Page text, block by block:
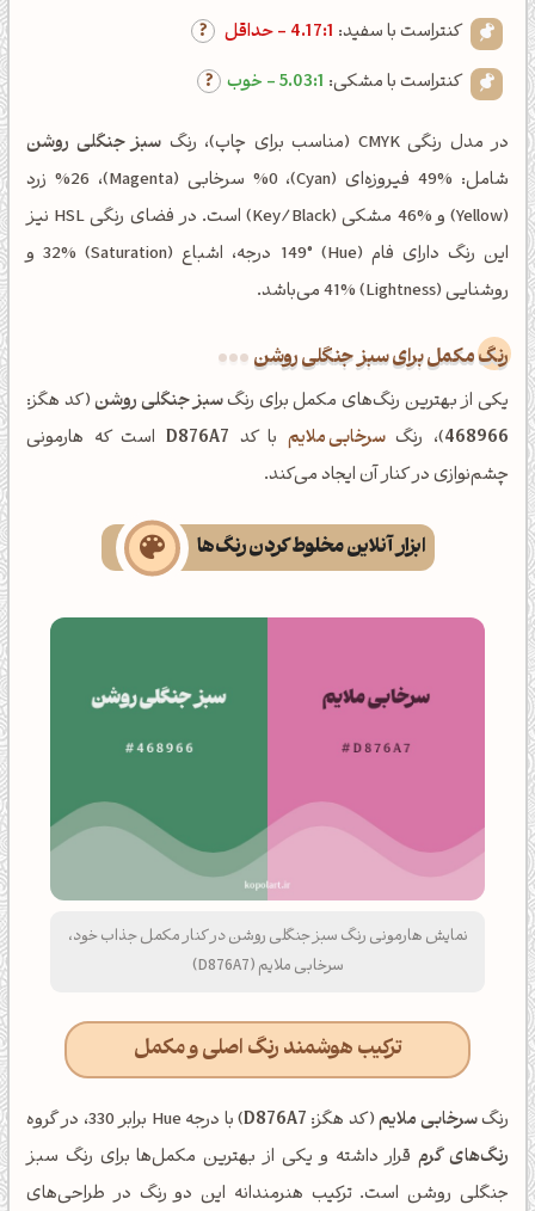
کنتراست با سفید: 4.17:1 - حداقل
کنتراست با مشکی: 5.03:1 - خوب
در مدل رنگی CMYK (مناسب برای چاپ)، رنگ
سبز جنگلی روشن
شامل: %49 فیروزه‌ای (Cyan)، %0 سرخابی (Magenta)، %26 زرد
(Yellow) و %46 مشکی (Key/Black) است. در فضای رنگی HSL نیز
این رنگ دارای فام (Hue) 149° درجه، اشباع (Saturation) 32% و
روشنایی (Lightness) 41% می‌باشد.
رنگ مکمل برای سبز جنگلی روشن
یکی از بهترین رنگ‌های مکمل برای رنگسبز جنگلی روشن(کد هگز:
468966)، رنگسرخابی ملایم با کد D876A7 است که هارمونی
چشم‌نوازی در کنار آن ایجاد می‌کند.
ابزار آنلاین مخلوط کردن رنگ‌ها
نمایش هارمونی رنگ سبز جنگلی روشن در کنار مکمل جذاب خود،
سرخابی ملایم (D876A7)
ترکیب هوشمند رنگ اصلی و مکمل
رنگسرخابی ملایم(کد هگز: D876A7) با درجه Hue برابر 330، در گروه
رنگ‌های گرمقرار داشته و یکی از بهترین مکمل‌ها برای رنگ سبز
جنگلی روشن است. ترکیب هنرمندانه این دو رنگ در طراحی‌های